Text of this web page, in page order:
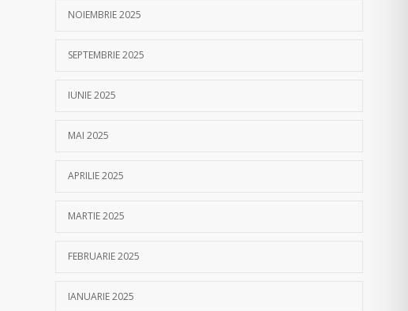
NOIEMBRIE 2025
SEPTEMBRIE 2025
IUNIE 2025
MAI 2025
APRILIE 2025
MARTIE 2025
FEBRUARIE 2025
IANUARIE 2025